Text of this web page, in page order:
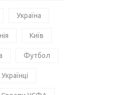
Україна
Київ
Футбол
Українці